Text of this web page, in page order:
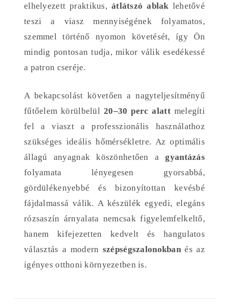
elhelyezett praktikus, átlátszó ablaklehetővé
teszi a viasz mennyiségének folyamatos,
szemmel történő nyomon követését, így Ön
mindig pontosan tudja, mikor válik esedékessé
a patron cseréje.
A bekapcsolást követően a nagyteljesítményű
fűtőelem körülbelül 20–30 perc alattmelegíti
fel a viaszt a professzionális használathoz
szükséges ideális hőmérsékletre. Az optimális
állagú anyagnak köszönhetően agyantázás
folyamata lényegesen gyorsabbá,
gördülékenyebbé és bizonyítottan kevésbé
fájdalmassá válik. A készülék egyedi, elegáns
rózsaszín árnyalata nemcsak figyelemfelkeltő,
hanem kifejezetten kedvelt és hangulatos
választás a modern szépségszalonokbanés az
igényes otthoni környezetben is.